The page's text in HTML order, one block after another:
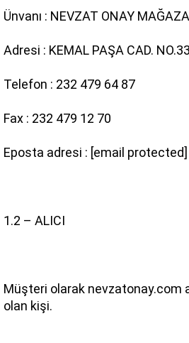
Ünvanı : NEVZAT ONAY
Adresi : KEMAL PAŞA CAD.
Telefon : 232 479 64 87
Fax : 232 479 12 70
Eposta adresi : [email protected]
1.2 – ALICI
Müşteri olarak nevzatonay.com
olan kişi.